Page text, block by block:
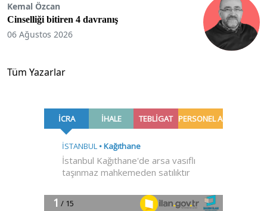
Kemal Özcan
Cinselliği bitiren 4 davranış
06 Ağustos 2026
Tüm Yazarlar